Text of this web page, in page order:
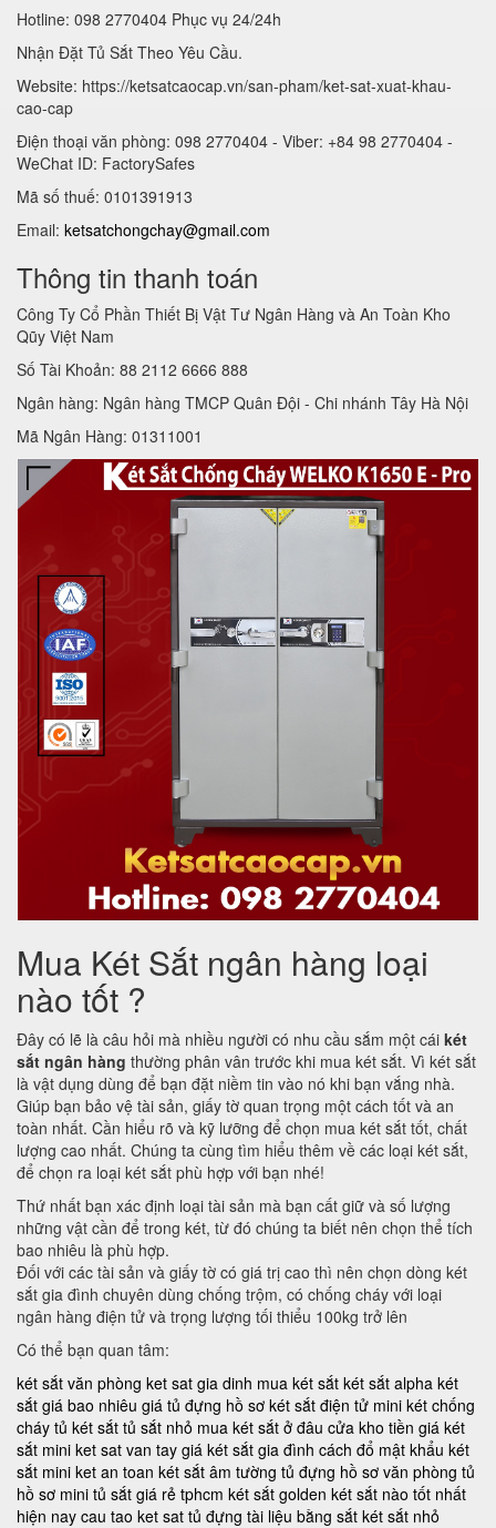
Hotline: 098 2770404 Phục vụ 24/24h
Nhận Đặt Tủ Sắt Theo Yêu Cầu.
Website: https://ketsatcaocap.vn/san-pham/ket-sat-xuat-khau-
cao-cap
Điện thoại văn phòng: 098 2770404 - Viber: +84 98 2770404 -
WeChat ID: FactorySafes
Mã số thuế: 0101391913
Email: ketsatchongchay@gmail.com
Thông tin thanh toán
Công Ty Cổ Phần Thiết Bị Vật Tư Ngân Hàng và An Toàn Kho
Qũy Việt Nam
Số Tài Khoản: 88 2112 6666 888
Ngân hàng: Ngân hàng TMCP Quân Đội - Chi nhánh Tây Hà Nội
Mã Ngân Hàng: 01311001
Mua Két Sắt ngân hàng loại
nào tốt ?
Đây có lẽ là câu hỏi mà nhiều người có nhu cầu sắm một cái két
sắt ngân hàng thường phân vân trước khi mua két sắt. Vì két sắt
là vật dụng dùng để bạn đặt niềm tin vào nó khi bạn vắng nhà.
Giúp bạn bảo vệ tài sản, giấy tờ quan trọng một cách tốt và an
toàn nhất. Cần hiểu rõ và kỹ lưỡng để chọn mua két sắt tốt, chất
lượng cao nhất. Chúng ta cùng tìm hiểu thêm về các loại két sắt,
để chọn ra loại két sắt phù hợp với bạn nhé!
Thứ nhất bạn xác định loại tài sản mà bạn cất giữ và số lượng
những vật cần để trong két, từ đó chúng ta biết nên chọn thể tích
bao nhiêu là phù hợp.
Đối với các tài sản và giấy tờ có giá trị cao thì nên chọn dòng két
sắt gia đình chuyên dùng chống trộm, có chống cháy với loại
ngân hàng điện tử và trọng lượng tối thiểu 100kg trở lên
Có thể bạn quan tâm:
két sắt văn phòng ket sat gia dinh mua két sắt két sắt alpha két
sắt giá bao nhiêu giá tủ đựng hồ sơ két sắt điện tử mini két chống
cháy tủ két sắt tủ sắt nhỏ mua két sắt ở đâu cửa kho tiền giá két
sắt mini ket sat van tay giá két sắt gia đình cách đổ mật khẩu két
sắt mini ket an toan két sắt âm tường tủ đựng hồ sơ văn phòng tủ
hồ sơ mini tủ sắt giá rẻ tphcm két sắt golden két sắt nào tốt nhất
hiện nay cau tao ket sat tủ đựng tài liệu bằng sắt két sắt nhỏ